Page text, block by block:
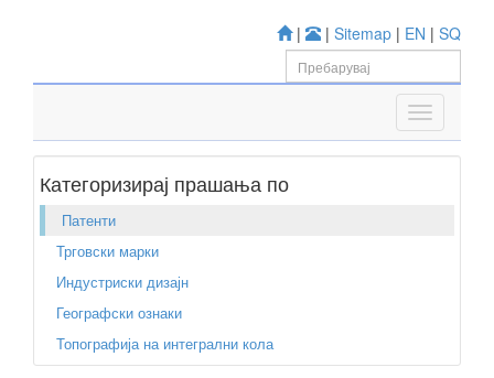
| | Sitemap | EN | SQ
Категоризирај прашања по
Патенти
Трговски марки
Индустриски дизајн
Географски ознаки
Топографија на интегрални кола